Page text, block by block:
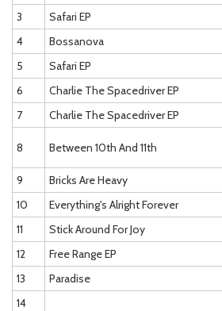
3 Safari EP
4
Bossanova
5
Safari EP
6
Charlie The Spacedriver EP
7
Charlie The Spacedriver EP
8 Between 10th And 11th
9 Bricks Are Heavy
10
Everything's Alright Forever
11
Stick Around For Joy
12
Free Range EP
13
Paradise
14